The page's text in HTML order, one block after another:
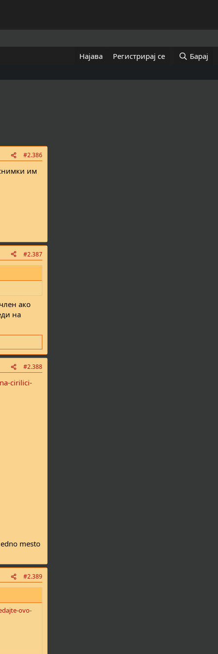
Најава Регистрирај се Барај
#2.386
им
#2.387
ако
на
#2.388
cirilici-
mesto
#2.389
ovo-